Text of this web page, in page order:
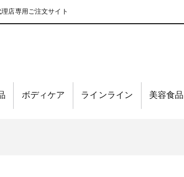
店専用ご注文サイト
ボディケア ラインライン 美容食品